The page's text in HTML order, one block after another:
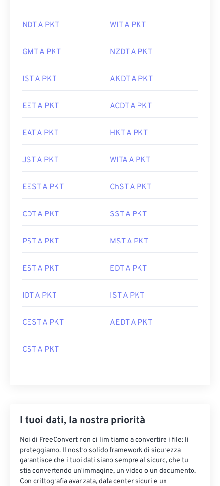
NDT A PKT WIT A PKT
GMT A PKT NZDT A PKT
IST A PKT AKDT A PKT
EET A PKT ACDT A PKT
EAT A PKT HKT A PKT
JST A PKT WITA A PKT
EEST A PKT ChST A PKT
CDT A PKT SST A PKT
PST A PKT MST A PKT
EST A PKT EDT A PKT
IDT A PKT IST A PKT
CEST A PKT AEDT A PKT
CST A PKT
I tuoi dati, la nostra priorità
Noi di FreeConvert non ci limitiamo a convertire i file: li
proteggiamo. Il nostro solido framework di sicurezza
garantisce che i tuoi dati siano sempre al sicuro, che tu
stia convertendo un'immagine, un video o un documento.
Con crittografia avanzata, data center sicuri e un